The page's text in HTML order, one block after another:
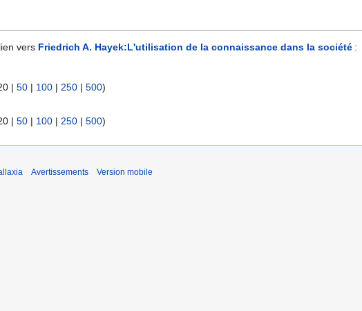
vers Friedrich A. Hayek:L'utilisation de la connaissance dans la société :
| 50 | 100 | 250 | 500)
| 50 | 100 | 250 | 500)
Avertissements Version mobile